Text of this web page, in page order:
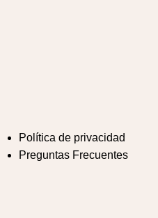
Política de privacidad
Preguntas Frecuentes